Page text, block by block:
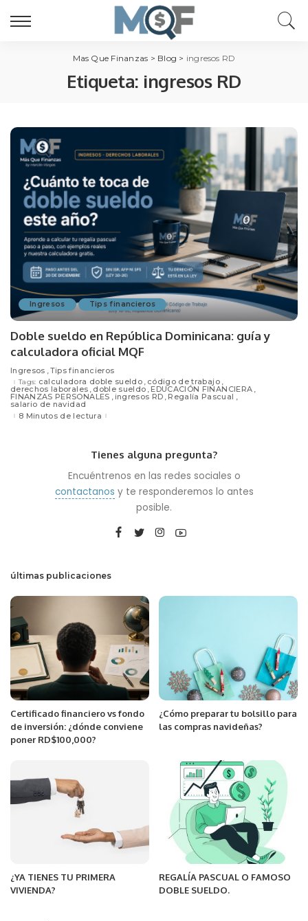
Mas Que Finanzas > Blog > ingresos RD
Etiqueta: ingresos RD
Ingresos Tips financieros
Doble sueldo en República Dominicana: guía y
calculadora oficial MQF
Ingresos Tips financieros
Tags: calculadora doble sueldo código de trabajo
derechos laborales doble sueldo EDUCACIÓN FINANCIERA
FINANZAS PERSONALES ingresos RD Regalía Pascual
salario de navidad
8 Minutos de lectura
Tienes alguna pregunta?
Encuéntrenos en las redes sociales o
contactanos y te responderemos lo antes
posible.
últimas publicaciones
Certificado financiero vs fondo
de inversión: ¿dónde conviene
poner RD$100,000?
¿Cómo preparar tu bolsillo para
las compras navideñas?
¿YA TIENES TU PRIMERA
VIVIENDA?
REGALÍA PASCUAL O FAMOSO
DOBLE SUELDO.